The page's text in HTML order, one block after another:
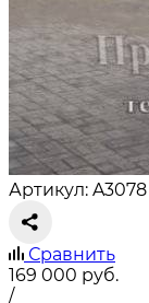
Артикул: A3078
Сравнить
169 000 руб.
/